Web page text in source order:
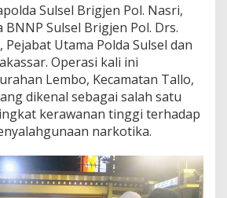
Sulsel Brigjen Pol. Nasri,
BNNP Sulsel Brigjen Pol. Drs.
Pejabat Utama Polda Sulsel dan
Operasi kali ini
Lembo, Kecamatan Tallo,
dikenal sebagai salah satu
kerawanan tinggi terhadap
narkotika.